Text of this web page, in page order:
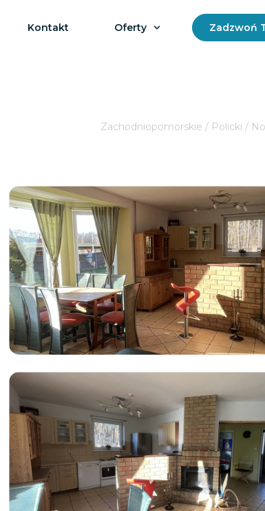
Kontakt Oferty Zadzwoń
Zachodniopomorskie / Policki /
Zobacz